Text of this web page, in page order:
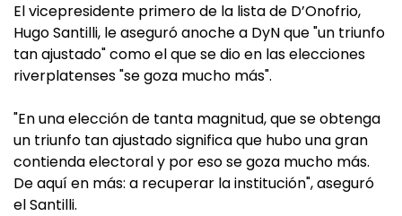
El vicepresidente primero de la lista de D’Onofrio,
Hugo Santilli, le aseguró anoche a DyN que "un triunfo
tan ajustado" como el que se dio en las elecciones
riverplatenses "se goza mucho más".
"En una elección de tanta magnitud, que se obtenga
un triunfo tan ajustado significa que hubo una gran
contienda electoral y por eso se goza mucho más.
De aquí en más: a recuperar la institución", aseguró
el Santilli.